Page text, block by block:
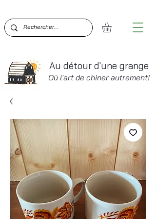
Au détour d'une grange
Où l'art de chiner autrement!